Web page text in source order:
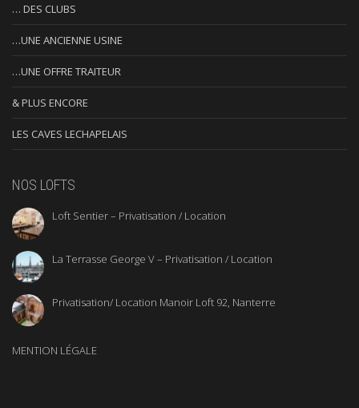
… DES CLUBS
…UNE ANCIENNE USINE
…UNE OFFRE TRAITEUR
& PLUS ENCORE
LES CAVES LECHAPELAIS
NOS LOFTS
Loft Sentier – Privatisation / Location
La Terrasse George V – Privatisation / Location
Privatisation/ Location Manoir Loft 92, Nanterre
MENTION LÉGALE